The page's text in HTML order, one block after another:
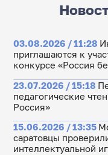
03.08.2026 / 11:28
приглашаются к
конкурсе «Россия
23.07.2026 / 15:18
педагогические
Россия»
15.06.2026 / 13:35
саратовцы
интеллектуальной